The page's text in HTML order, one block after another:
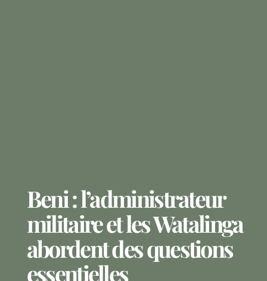
Beni : l’administrateur
militaire et les Watalinga
abordent des questions
essentielles